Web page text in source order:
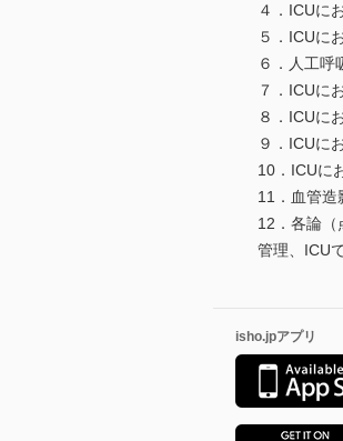
４．ICUに
５．ICUに
６．人工呼
７．ICUに
８．ICUに
９．ICUに
10．ICUに
11．血管造
12．各論（
管理、ICU
isho.jpアプリ